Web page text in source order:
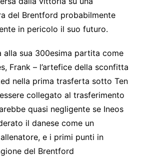
del Brentford probabilmente
in pericolo il suo futuro.
alla sua 300esima partita come
Frank – l’artefice della sconfitta
nella prima trasferta sotto Ten
collegato al trasferimento
quasi negligente se Ineos
il danese come un
e i primi punti in
del Brentford